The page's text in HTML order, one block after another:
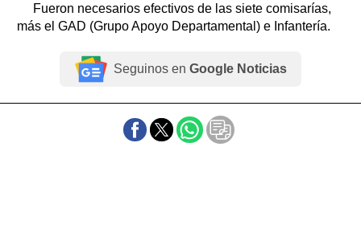
Fueron necesarios efectivos de las siete comisarías,
más el GAD (Grupo Apoyo Departamental) e Infantería.
Seguinos en Google Noticias